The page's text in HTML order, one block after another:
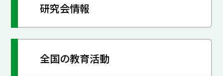
研究会情報
全国の教育活動